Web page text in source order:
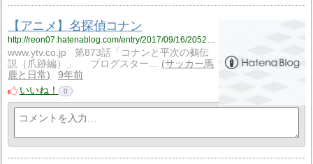
【アニメ】名探偵コナン
http://reon07.hatenablog.com/entry/2017/09/16/205258
www.ytv.co.jp 第873話「コナンと平次の鵺伝
説（爪跡編）」 ブログスター…
サッカー馬
鹿と日常
9年前
いいね！
0